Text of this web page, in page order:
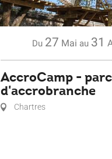
Du 27 Mai au 31
AccroCamp - parc
d'accrobranche
Chartres